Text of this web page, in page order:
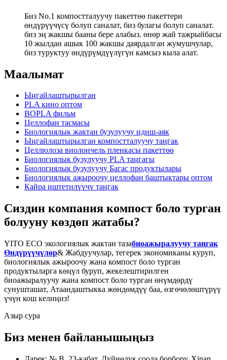
Биз No.1 компостталуучу пакеттөө пакеттери
өндүрүүчүсү болуп саналат, биз булагы болуп саналат.
биз эң жакшы бааны бере алабыз. өнөр жай тажрыйбасы
10 жылдан ашык 100 жакшы даярдалган жумушчулар,
биз туруктуу өндүрүмдүүлүгүн камсыз кыла алат.
Маалымат
Ыңгайлаштырылган
PLA кино оптом
BOPLA фильм
Целлофан тасмасы
Биологиялык жактан бузулуучу идиш-аяк
Ыңгайлаштырылган компостталуучу таңгак
Целлюлоза виолончель пленкасы пакеттөө
Биологиялык бузулуучу PLA таңгагы
Биологиялык бузулуучу Багас продуктылары
Биологиялык ажыроочу целлофан баштыктары оптом
Кайра иштетилүүчү таңгак
Сиздин компания компост боло турган
болууну көздөп жатабы?
YITO ECO экологиялык жактан тазабиоажыралуучу таңгак
Өндүрүүчүлөр& Жабдуучулар, тегерек экономиканы куруп,
биологиялык ажыроочу жана компост боло турган
продуктыларга көңүл буруп, жекелештирилген
биоажыралуучу жана компост боло турган өнүмдөрдү
сунушташат, Атаандаштыкка жөндөмдүү баа, өзгөчөлөштүрүү
үчүн кош келиңиз!
Азыр сура
Биз менен байланышыңыз